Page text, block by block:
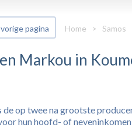
pagina Home > Samos
Markou in
de op twee na grootste
hun hoofd- of